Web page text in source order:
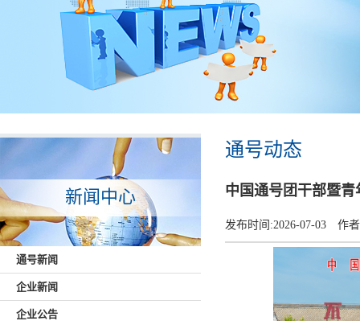
新闻中心
通号新闻
企业新闻
企业公告
通号动态
中国通号团干部暨
发布时间:2026-07-03 作